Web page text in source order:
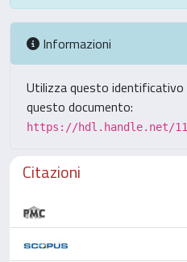
Informazioni
Utilizza questo identificativo
questo documento:
https://hdl.handle.net/
Citazioni